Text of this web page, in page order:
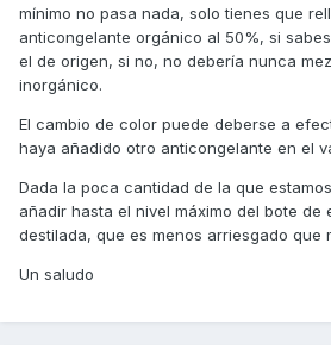
y la segunda.
rellenarlo o directamente cambiarlo
muchas gracias
mínimo no pasa nada, solo tienes que
anticongelante orgánico al 50%, si
el de origen, si no, no debería nunca
inorgánico.
El cambio de color puede deberse a
haya añadido otro anticongelante en el
Dada la poca cantidad de la que
añadir hasta el nivel máximo del bote de
destilada, que es menos arriesgado que
Un saludo